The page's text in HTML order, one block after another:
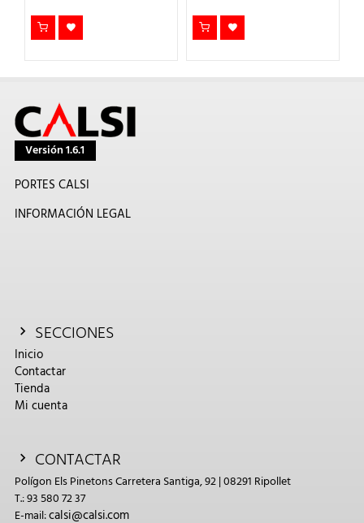
Versión 1.6.1
PORTES CALSI
INFORMACIÓN LEGAL
SECCIONES
Inicio
Contactar
Tienda
Mi cuenta
CONTACTAR
Polígon Els Pinetons Carretera Santiga, 92 | 08291 Ripollet
T.: 93 580 72 37
E-mail:calsi@calsi.com